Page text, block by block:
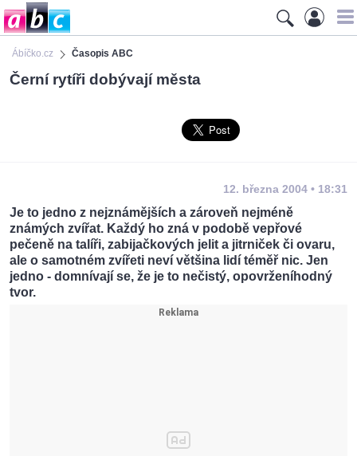
Ábíčko.cz Časopis ABC
Černí rytíři dobývají města
12. března 2004 • 18:31
Je to jedno z nejznámějších a zároveň nejméně
známých zvířat. Každý ho zná v podobě vepřové
pečeně na talíři, zabijačkových jelit a jitrniček či ovaru,
ale o samotném zvířeti neví většina lidí téměř nic. Jen
jedno - domnívají se, že je to nečistý, opovrženíhodný
tvor.